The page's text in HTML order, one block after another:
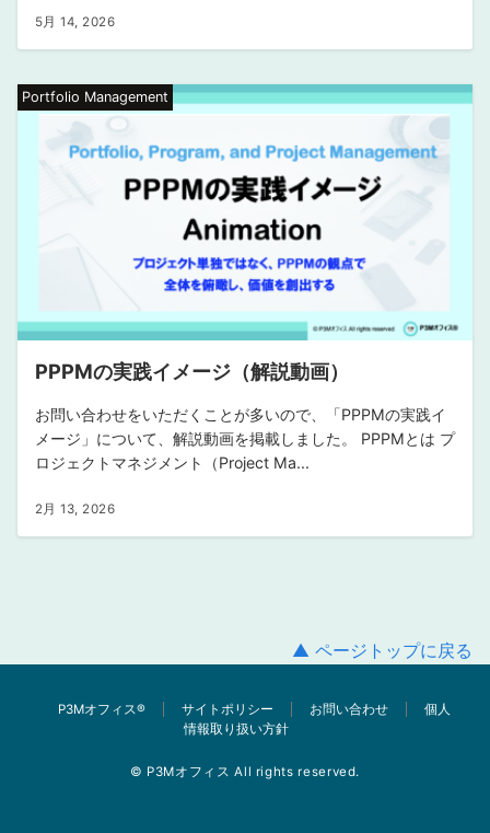
5月 14, 2026
Portfolio Management
PPPMの実践イメージ（解説動画）
お問い合わせをいただくことが多いので、「PPPMの実践イ
メージ」について、解説動画を掲載しました。 PPPMとは プ
ロジェクトマネジメント（Project Ma...
2月 13, 2026
▲ ページトップに戻る
P3Mオフィス®︎ サイトポリシー お問い合わせ
個人
情報取り扱い方針
© P3Mオフィス All rights reserved.